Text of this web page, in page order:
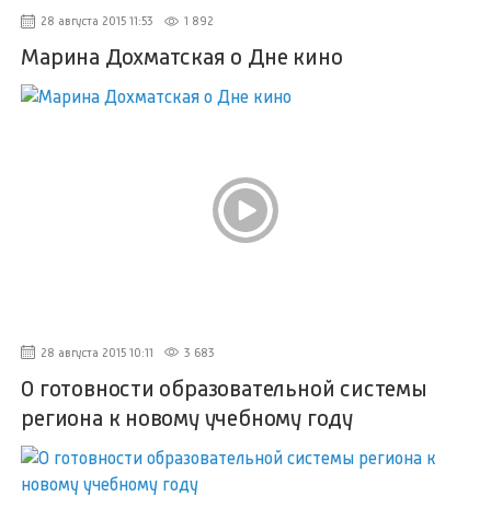
28 августа 2015 11:53 1 892
Марина Дохматская о Дне кино
28 августа 2015 10:11 3 683
О готовности образовательной системы
региона к новому учебному году